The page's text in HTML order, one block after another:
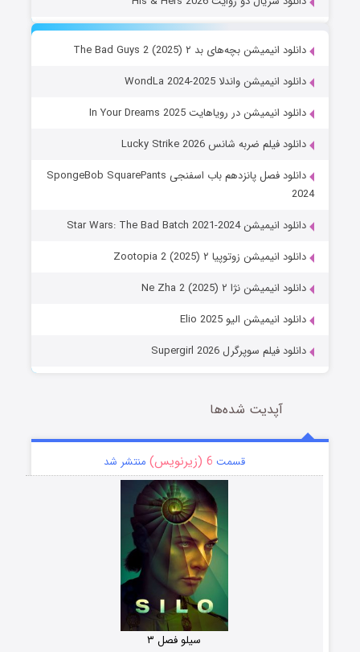
دانلود انیمیشن بچه‌های بد ۲ The Bad Guys 2 (2025)
دانلود انیمیشن واندلا WondLa 2024-2025
دانلود انیمیشن در رویاهایت In Your Dreams 2025
دانلود فیلم ضربه شانس Lucky Strike 2026
دانلود فصل پانزدهم باب اسفنجی SpongeBob SquarePants
2024
دانلود انیمیشن Star Wars: The Bad Batch 2021-2024
دانلود انیمیشن زوتوپیا ۲ Zootopia 2 (2025)
دانلود انیمیشن نژا ۲ Ne Zha 2 (2025)
دانلود انیمیشن الیو Elio 2025
دانلود فیلم سوپرگرل Supergirl 2026
آپدیت شده‌ها
قسمت 6 (زیرنویس) منتشر شد
سیلو فصل ۳